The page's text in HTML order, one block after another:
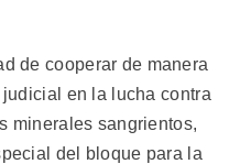
de cooperar de manera
en la lucha contra
minerales sangrientos,
del bloque para la